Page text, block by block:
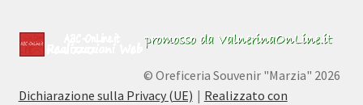
© Oreficeria Souvenir "Marzia" 2026
Dichiarazione sulla Privacy (UE)
Realizzato con